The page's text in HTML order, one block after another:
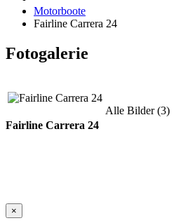
Motorboote
Fairline Carrera 24
Fotogalerie
Alle Bilder (3)
Fairline Carrera 24
×